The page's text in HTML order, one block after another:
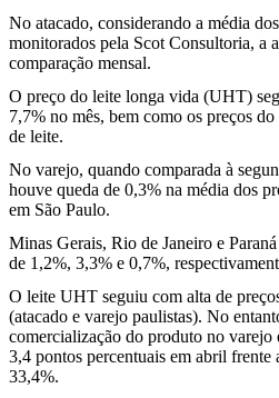
No atacado, considerando a média
monitorados pela Scot Consultoria, a
comparação mensal.
O preço do leite longa vida (UHT)
7,7% no mês, bem como os preços
de leite.
No varejo, quando comparada à
houve queda de 0,3% na média dos
em São Paulo.
Minas Gerais, Rio de Janeiro e
de 1,2%, 3,3% e 0,7%,
O leite UHT seguiu com alta de
(atacado e varejo paulistas). No
comercialização do produto no varejo
3,4 pontos percentuais em abril frente
33,4%.